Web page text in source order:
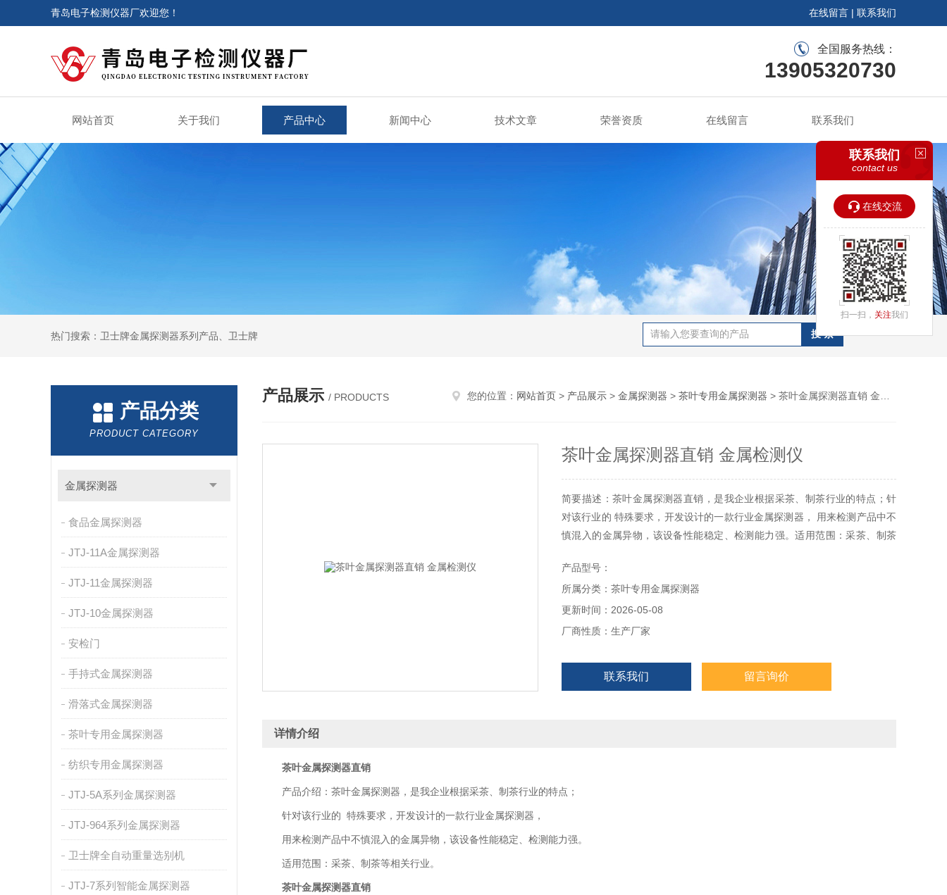
青岛电子检测仪器厂欢迎您！ 在线留言 | 联系我们
全国服务热线：
13905320730
网站首页 关于我们 产品中心 新闻中心 技术文章 荣誉资质 在线留言 联系我们
热门搜索：卫士牌金属探测器系列产品、卫士牌
产品分类
PRODUCT CATEGORY
金属探测器
食品金属探测器
JTJ-11A金属探测器
JTJ-11金属探测器
JTJ-10金属探测器
安检门
手持式金属探测器
滑落式金属探测器
茶叶专用金属探测器
纺织专用金属探测器
JTJ-5A系列金属探测器
JTJ-964系列金属探测器
卫士牌全自动重量选别机
JTJ-7系列智能金属探测器
产品展示 / PRODUCTS 您的位置： 网站首页 > 产品展示 > 金属探测器 > 茶叶专用金属探测器 > 茶叶金属探测器直销 金属检测仪
茶叶金属探测器直销 金属检测仪
简要描述：茶叶金属探测器直销，是我企业根据采茶、制茶行业的特点；针
对该行业的 特殊要求，开发设计的一款行业金属探测器， 用来检测产品中不
慎混入的金属异物，该设备性能稳定、检测能力强。适用范围：采茶、制茶
产品型号：
所属分类：茶叶专用金属探测器
更新时间：2026-05-08
厂商性质：生产厂家
联系我们 留言询价
详情介绍
茶叶金属探测器直销
产品介绍：茶叶金属探测器，是我企业根据采茶、制茶行业的特点；
针对该行业的 特殊要求，开发设计的一款行业金属探测器，
用来检测产品中不慎混入的金属异物，该设备性能稳定、检测能力强。
适用范围：采茶、制茶等相关行业。
茶叶金属探测器直销
联系我们
contact us
在线交流
扫一扫， 关注我们